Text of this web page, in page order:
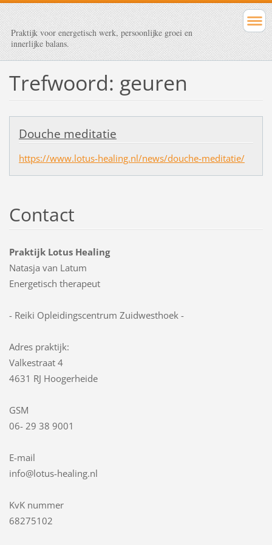
Praktijk voor energetisch werk, persoonlijke groei en
innerlijke balans.
Trefwoord: geuren
Douche meditatie
https://www.lotus-healing.nl/news/douche-meditatie/
Contact
Praktijk Lotus Healing
Natasja van Latum
Energetisch therapeut
- Reiki Opleidingscentrum Zuidwesthoek -
Adres praktijk:
Valkestraat 4
4631 RJ Hoogerheide
GSM
06- 29 38 9001
E-mail
info@lotus-healing.nl
KvK nummer
68275102